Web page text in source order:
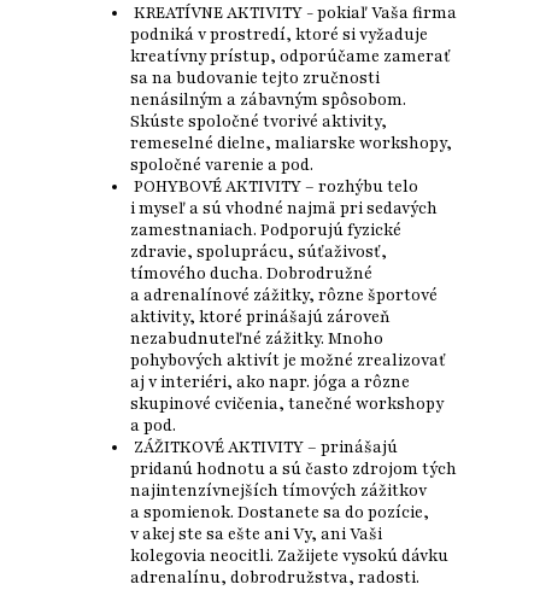
KREATÍVNE AKTIVITY - pokiaľ Vaša firma
podniká v prostredí, ktoré si vyžaduje
kreatívny prístup, odporúčame zamerať
sa na budovanie tejto zručnosti
nenásilným a zábavným spôsobom.
Skúste spoločné tvorivé aktivity,
remeselné dielne, maliarske workshopy,
spoločné varenie a pod.
POHYBOVÉ AKTIVITY – rozhýbu telo
i myseľ a sú vhodné najmä pri sedavých
zamestnaniach. Podporujú fyzické
zdravie, spoluprácu, súťaživosť,
tímového ducha. Dobrodružné
a adrenalínové zážitky, rôzne športové
aktivity, ktoré prinášajú zároveň
nezabudnuteľné zážitky. Mnoho
pohybových aktivít je možné zrealizovať
aj v interiéri, ako napr. jóga a rôzne
skupinové cvičenia, tanečné workshopy
a pod.
ZÁŽITKOVÉ AKTIVITY – prinášajú
pridanú hodnotu a sú často zdrojom tých
najintenzívnejších tímových zážitkov
a spomienok. Dostanete sa do pozície,
v akej ste sa ešte ani Vy, ani Vaši
kolegovia neocitli. Zažijete vysokú dávku
adrenalínu, dobrodružstva, radosti.